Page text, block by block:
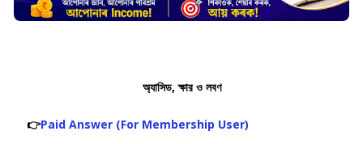
অ্যাসিড, ক্ষার ও লবণ
👉Paid Answer (For Membership User)